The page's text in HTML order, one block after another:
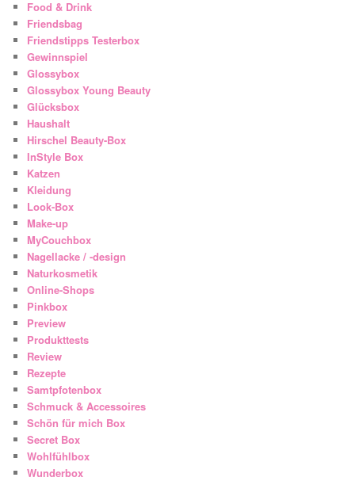
Food & Drink
Friendsbag
Friendstipps Testerbox
Gewinnspiel
Glossybox
Glossybox Young Beauty
Glücksbox
Haushalt
Hirschel Beauty-Box
InStyle Box
Katzen
Kleidung
Look-Box
Make-up
MyCouchbox
Nagellacke / -design
Naturkosmetik
Online-Shops
Pinkbox
Preview
Produkttests
Review
Rezepte
Samtpfotenbox
Schmuck & Accessoires
Schön für mich Box
Secret Box
Wohlfühlbox
Wunderbox